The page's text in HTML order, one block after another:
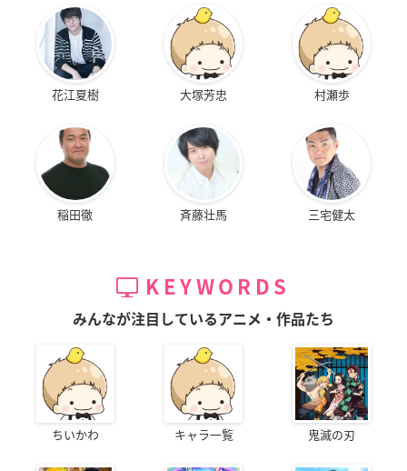
花江夏樹 大塚芳忠 村瀬歩
稲田徹 斉藤壮馬 三宅健太
KEYWORDS
みんなが注目しているアニメ・作品たち
ちいかわ キャラ一覧 鬼滅の刃